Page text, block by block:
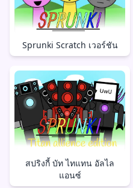
Sprunki Scratch เวอร์ชัน
สปริงกี้ บัท ไทแทน อัลไล
แอนซ์